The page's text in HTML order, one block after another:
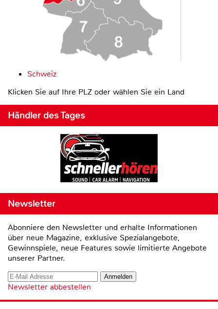
Schweiz
Klicken Sie auf Ihre PLZ oder wählen Sie ein Land
Händler des Tages
Newsletter
Abonniere den Newsletter und erhalte Informationen
über neue Magazine, exklusive Spezialangebote,
Gewinnspiele, neue Features sowie limitierte Angebote
unserer Partner.
Newsletter abbestellen